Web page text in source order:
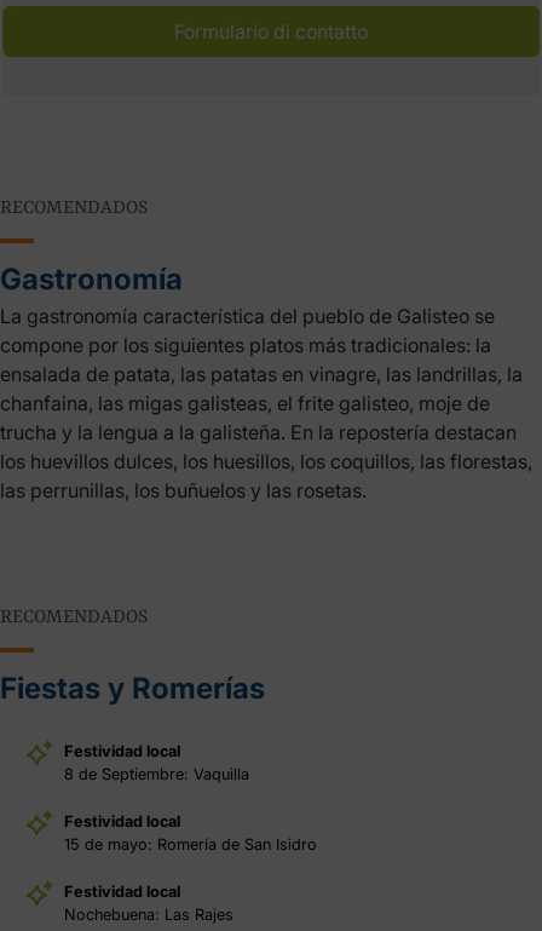
Formulario di contatto
RECOMENDADOS
Gastronomía
La gastronomía característica del pueblo de Galisteo se
compone por los siguientes platos más tradicionales: la
ensalada de patata, las patatas en vinagre, las landrillas, la
chanfaina, las migas galisteas, el frite galisteo, moje de
trucha y la lengua a la galisteña. En la repostería destacan
los huevillos dulces, los huesillos, los coquillos, las florestas,
las perrunillas, los buñuelos y las rosetas.
RECOMENDADOS
Fiestas y Romerías
Festividad local
8 de Septiembre: Vaquilla
Festividad local
15 de mayo: Romería de San Isidro
Festividad local
Nochebuena: Las Rajes